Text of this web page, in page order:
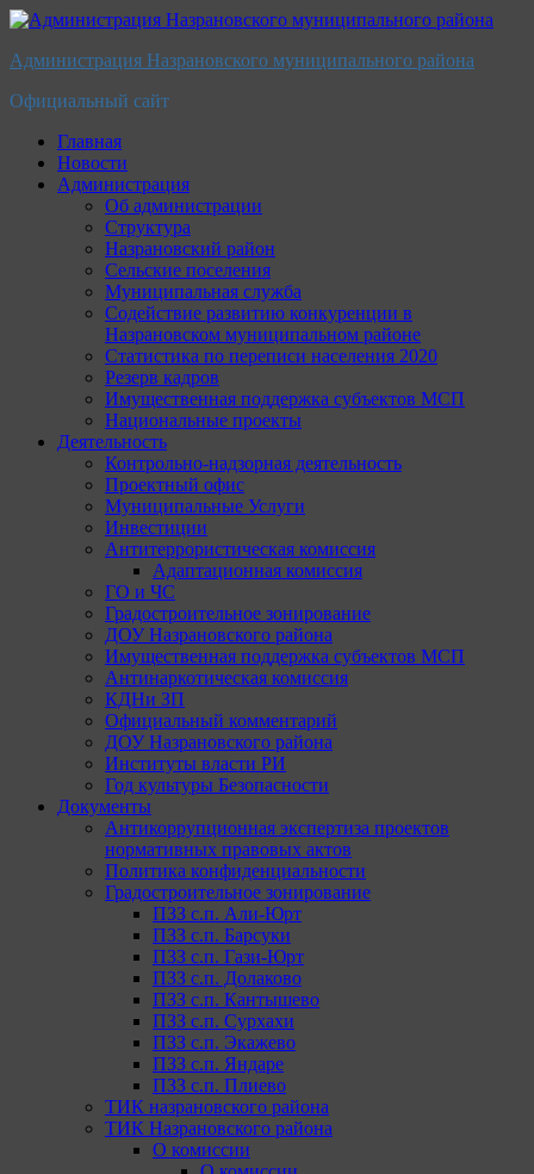
Перейти
содержимому
Администрация Назрановского муниципального района
Официальный сайт
Главная
Новости
Администрация
Об администрации
Структура
Назрановский район
Сельские поселения
Муниципальная служба
Содействие развитию конкуренции в
Назрановском муниципальном районе
Статистика по переписи населения 2020
Резерв кадров
Имущественная поддержка субъектов МСП
Национальные проекты
Деятельность
Контрольно-надзорная деятельность
Проектный офис
Муниципальные Услуги
Инвестиции
Антитеррористическая комиссия
Адаптационная комиссия
ГО и ЧС
Градостроительное зонирование
ДОУ Назрановского района
Имущественная поддержка субъектов МСП
Антинаркотическая комиссия
КДНи ЗП
Официальный комментарий
ДОУ Назрановского района
Институты власти РИ
Год культуры Безопасности
Документы
Антикоррупционная экспертиза проектов
нормативных правовых актов
Политика конфиденциальности
Градостроительное зонирование
ПЗЗ с.п. Али-Юрт
ПЗЗ с.п. Барсуки
ПЗЗ с.п. Гази-Юрт
ПЗЗ с.п. Долаково
ПЗЗ с.п. Кантышево
ПЗЗ с.п. Сурхахи
ПЗЗ с.п. Экажево
ПЗЗ с.п. Яндаре
ПЗЗ с.п. Плиево
ТИК назрановского района
ТИК Назрановского района
О комиссии